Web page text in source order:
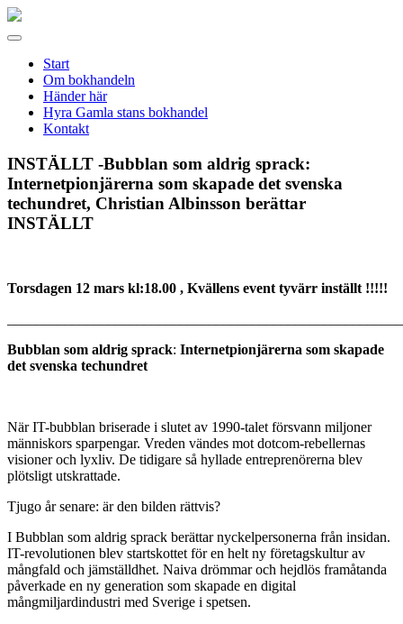
Gamla
Meny
Start
Om bokhandeln
Händer här
Hyra Gamla stans bokhandel
Kontakt
INSTÄLLT -Bubblan som aldrig sprack:
Internetpionjärerna som skapade det svenska
techundret, Christian Albinsson berättar
INSTÄLLT
Torsdagen 12 mars kl:18.00 , Kvällens event tyvärr inställt !!!!!
Bubblan som aldrig sprack: Internetpionjärerna som skapade
det svenska techundret
När IT-bubblan briserade i slutet av 1990-talet försvann miljoner
människors sparpengar. Vreden vändes mot dotcom-rebellernas
visioner och lyxliv. De tidigare så hyllade entreprenörerna blev
plötsligt utskrattade.
Tjugo år senare: är den bilden rättvis?
I Bubblan som aldrig sprack berättar nyckelpersonerna från insidan.
IT-revolutionen blev startskottet för en helt ny företagskultur av
mångfald och jämställdhet. Naiva drömmar och hejdlös framåtanda
påverkade en ny generation som skapade en digital
mångmiljardindustri med Sverige i spetsen.